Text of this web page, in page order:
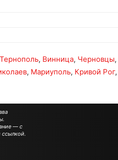
Тернополь, Винница, Черновцы,
, Мариуполь, Кривой Рог,
— с
ссылкой.